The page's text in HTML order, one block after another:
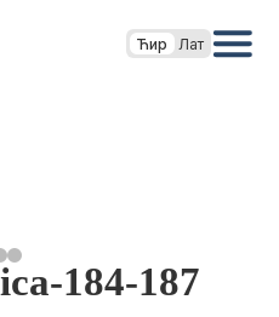
Ћир Лат
184-187